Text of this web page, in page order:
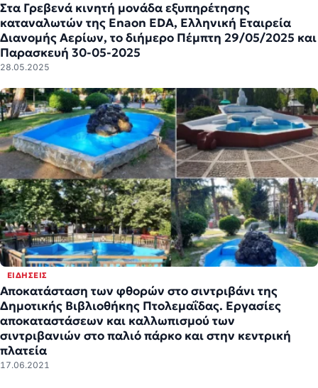
Στα Γρεβενά κινητή μονάδα εξυπηρέτησης
καταναλωτών της Enaon EDA, Ελληνική Εταιρεία
Διανομής Αερίων, το διήμερο Πέμπτη 29/05/2025 και
Παρασκευή 30-05-2025
28.05.2025
ΕΙΔΉΣΕΙΣ
Αποκατάσταση των φθορών στο σιντριβάνι της
Δημοτικής Βιβλιοθήκης Πτολεμαΐδας. Εργασίες
αποκαταστάσεων και καλλωπισμού των
σιντριβανιών στο παλιό πάρκο και στην κεντρική
πλατεία
17.06.2021